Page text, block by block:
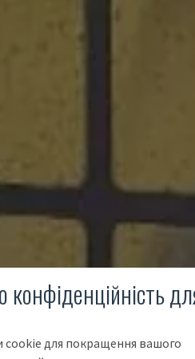
для покращення вашого